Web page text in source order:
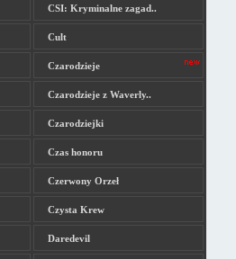
CSI: Kryminalne zagad..
Cult
Czarodzieje
Czarodzieje z Waverly..
Czarodziejki
Czas honoru
Czerwony Orzeł
Czysta Krew
Daredevil